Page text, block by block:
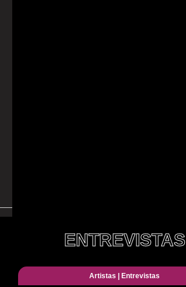
ENTREVISTAS
Artistas Entrevistas